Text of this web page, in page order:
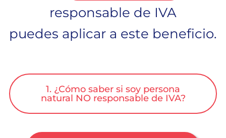
responsable de IVA
puedes aplicar a este beneficio.
1. ¿Cómo saber si soy persona
natural NO responsable de IVA?